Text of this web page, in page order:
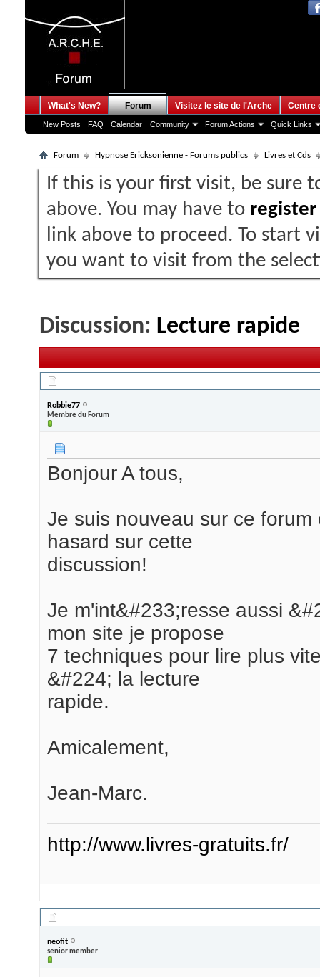
What's New? Forum
New Posts FAQ Calendar Community Forum Actions Quick Links
Visitez le site de l'Arche Centre
Forum Hypnose Ericksonienne - Forums publics Livres et Cds
If this is your first visit, be sure
above. You may have to register
link above to proceed. To start
you want to visit from the
Discussion: Lecture rapide
Robbie77
Membre du Forum
Bonjour A tous,
Je suis nouveau sur ce
hasard sur cette
discussion!
Je m'int&#233;resse aussi
mon site je propose
7 techniques pour lire plus
&#224; la lecture
rapide.
Amicalement,
Jean-Marc.
http://www.livres-gratuits.fr/
neofit
senior member